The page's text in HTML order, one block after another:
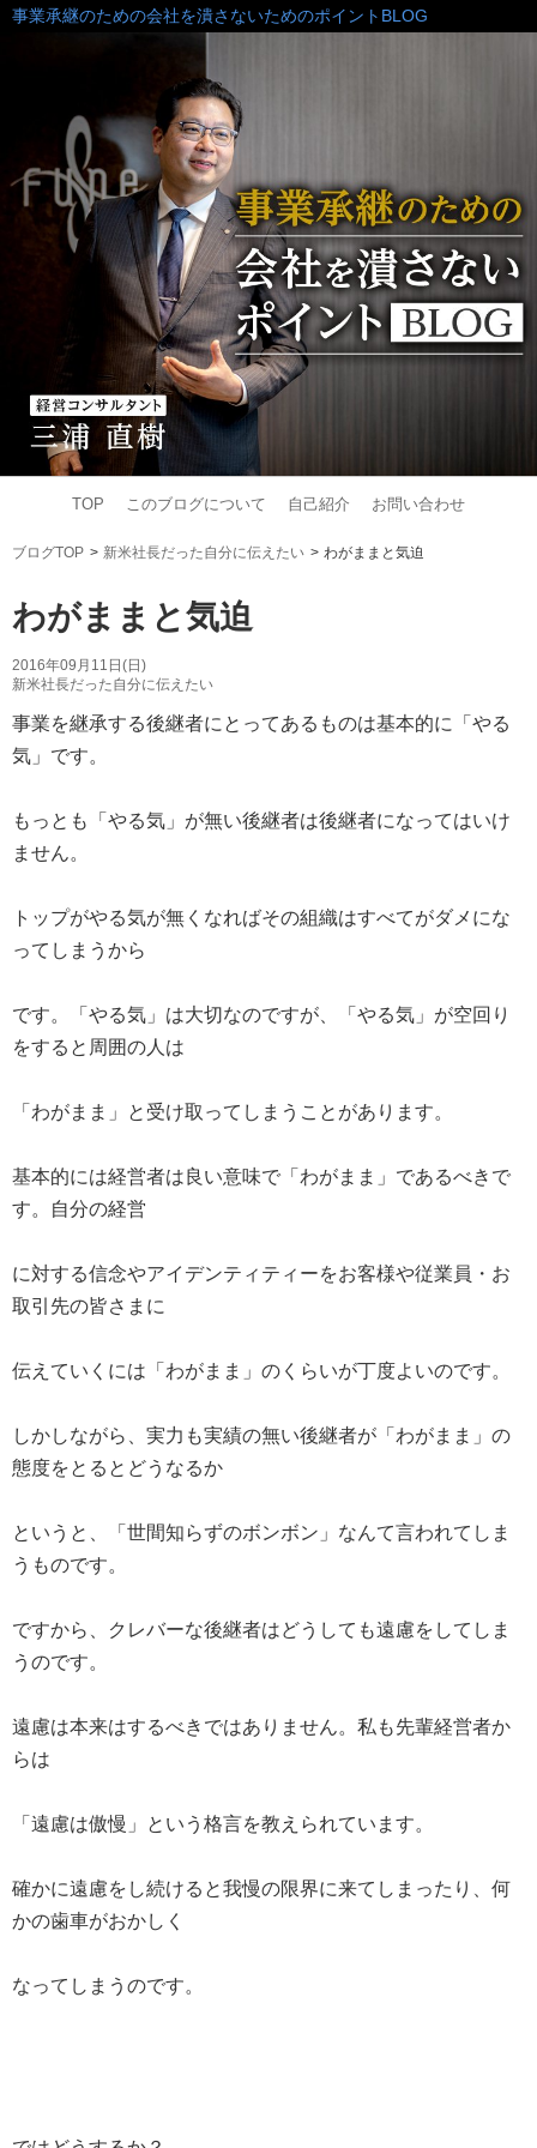
事業承継のための会社を潰さないためのポイントBLOG
TOP このブログについて 自己紹介 お問い合わせ
ブログTOP 新米社長だった自分に伝えたい わがままと気迫
わがままと気迫
2016年09月11日(日)
新米社長だった自分に伝えたい
事業を継承する後継者にとってあるものは基本的に「やる
気」です。
もっとも「やる気」が無い後継者は後継者になってはいけ
ません。
トップがやる気が無くなればその組織はすべてがダメにな
ってしまうから
です。「やる気」は大切なのですが、「やる気」が空回り
をすると周囲の人は
「わがまま」と受け取ってしまうことがあります。
基本的には経営者は良い意味で「わがまま」であるべきで
す。自分の経営
に対する信念やアイデンティティーをお客様や従業員・お
取引先の皆さまに
伝えていくには「わがまま」のくらいが丁度よいのです。
しかしながら、実力も実績の無い後継者が「わがまま」の
態度をとるとどうなるか
というと、「世間知らずのボンボン」なんて言われてしま
うものです。
ですから、クレバーな後継者はどうしても遠慮をしてしま
うのです。
遠慮は本来はするべきではありません。私も先輩経営者か
らは
「遠慮は傲慢」という格言を教えられています。
確かに遠慮をし続けると我慢の限界に来てしまったり、何
かの歯車がおかしく
なってしまうのです。